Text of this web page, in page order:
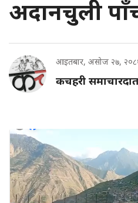
अदानचुली
आइतबार, असोज २७,
कचहरी